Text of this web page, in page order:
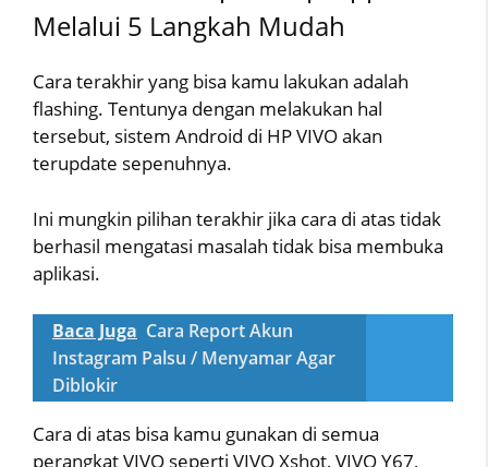
Melalui 5 Langkah Mudah
Cara terakhir yang bisa kamu lakukan adalah
flashing. Tentunya dengan melakukan hal
tersebut, sistem Android di HP VIVO akan
terupdate sepenuhnya.
Ini mungkin pilihan terakhir jika cara di atas tidak
berhasil mengatasi masalah tidak bisa membuka
aplikasi.
Baca Juga Cara Report Akun
Instagram Palsu / Menyamar Agar
Diblokir
Cara di atas bisa kamu gunakan di semua
perangkat VIVO seperti VIVO Xshot, VIVO Y67,